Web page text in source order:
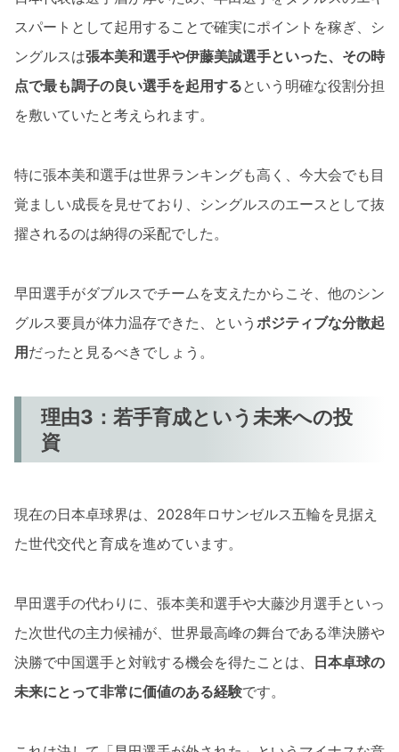
スパートとして起用することで確実にポイントを稼ぎ、シ
ングルスは張本美和選手や伊藤美誠選手といった、その時
点で最も調子の良い選手を起用するという明確な役割分担
を敷いていたと考えられます。
特に張本美和選手は世界ランキングも高く、今大会でも目
覚ましい成長を見せており、シングルスのエースとして抜
擢されるのは納得の采配でした。
早田選手がダブルスでチームを支えたからこそ、他のシン
グルス要員が体力温存できた、という ポジティブな分散起
用だったと見るべきでしょう。
理由3：若手育成という未来への投
資
現在の日本卓球界は、2028年ロサンゼルス五輪を見据え
た世代交代と育成を進めています。
早田選手の代わりに、張本美和選手や大藤沙月選手といっ
た次世代の主力候補が、世界最高峰の舞台である準決勝や
決勝で中国選手と対戦する機会を得たことは、 日本卓球の
未来にとって非常に価値のある経験です。